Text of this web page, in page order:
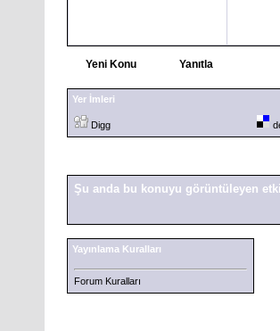
Yeni Konu Yanıtla
Yer İmleri
Digg
Şu anda bu konuyu görüntüleyen
Yayınlama Kuralları
Forum Kuralları